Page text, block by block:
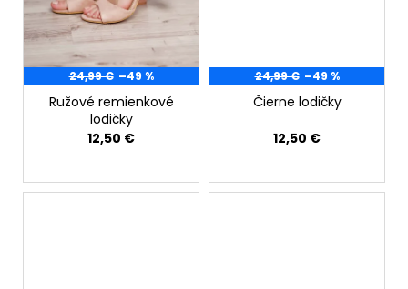
24,99 € –49 %
Ružové remienkové
lodičky
12,50 €
24,99 € –49 %
Čierne lodičky
12,50 €
a
m
e